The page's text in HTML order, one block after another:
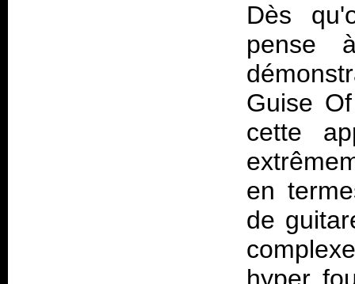
Dès
pense
Guise
cette
en
de